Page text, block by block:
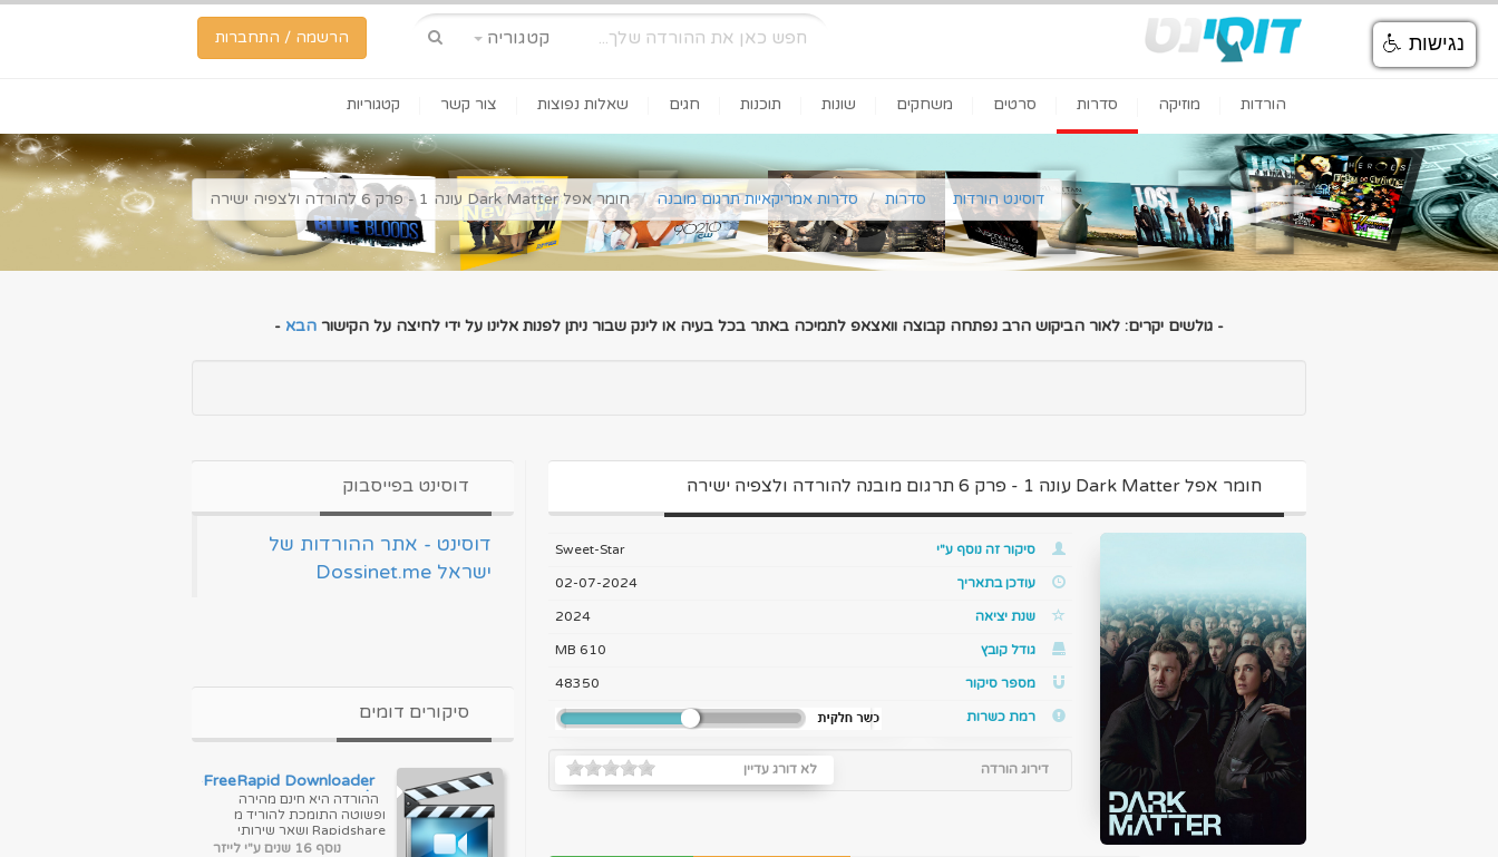
הרשמה / התחברות קטגוריה
הורדות מוזיקה סדרות סרטים משחקים שונות תוכנות חגים שאלות נפוצות צור קשר קטגוריות
דוסינט הורדות סדרות סדרות אמריקאיות תרגום מובנה חומר אפל Dark Matter עונה 1 - פרק 6 להורדה ולצפיה ישירה
- גולשים יקרים: לאור הביקוש הרב נפתחה קבוצה וואצאפ לתמיכה באתר בכל בעיה או לינק שבור ניתן לפנות אלינו על ידי לחיצה על הקישור הבא -
חומר אפל Dark Matter עונה 1 - פרק 6 תרגום מובנה להורדה ולצפיה ישירה
סיקור זה נוסף ע"י Sweet-Star
עודכן בתאריך 02-07-2024
שנת יציאה 2024
גודל קובץ 610 MB
מספר סיקור 48350
רמת כשרות
לא דורג עדיין דירוג הורדה
דוסינט בפייסבוק
‏דוסינט - אתר ההורדות של
ישראל Dossinet.me‏
סיקורים דומים
FreeRapid Downloader-
להוריד מראפיד שאר
מגהאפלוד ועוד שרתים כמו
פרימיום
ההורדה היא חינם מהירה
ופשוטה התומכת להוריד מ
Rapidshare ושאר שירותי
שיתוף קבצים. פשוט להעתיק
נוסף 16 שנים ע"י לייזר
נגישות